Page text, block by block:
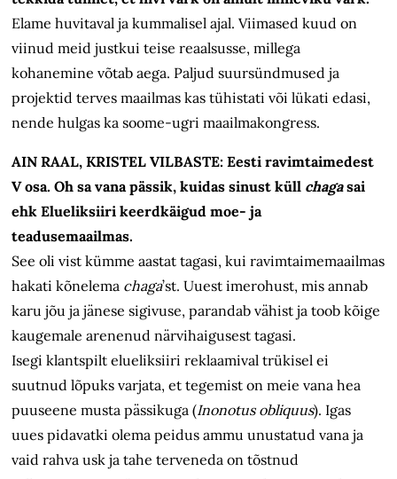
Elame huvitaval ja kummalisel ajal. Viimased kuud on
viinud meid justkui teise reaalsusse, millega
kohanemine võtab aega. Paljud suursündmused ja
projektid terves maailmas kas tühistati või lükati edasi,
nende hulgas ka soome-ugri maailmakongress.
AIN RAAL, KRISTEL VILBASTE: Eesti ravimtaimedest
V osa. Oh sa vana pässik, kuidas sinust küll chagasai
ehk Elueliksiiri keerdkäigud moe- ja
teadusemaailmas.
See oli vist kümme aastat tagasi, kui ravimtaimemaailmas
hakati kõnelema chaga’st. Uuest imerohust, mis annab
karu jõu ja jänese sigivuse, parandab vähist ja toob kõige
kaugemale arenenud närvihaigusest tagasi.
Isegi klantspilt elueliksiiri reklaamival trükisel ei
suutnud lõpuks varjata, et tegemist on meie vana hea
puuseene musta pässikuga (Inonotus obliquus). Igas
uues pidavatki olema peidus ammu unustatud vana ja
vaid rahva usk ja tahe terveneda on tõstnud